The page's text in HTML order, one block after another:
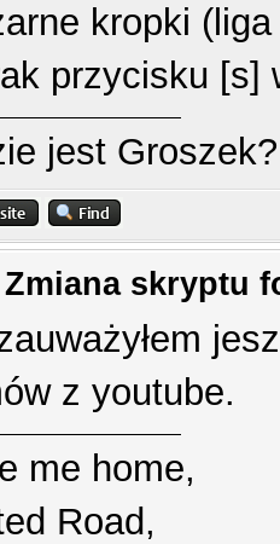
kropki
przycisku [s]
jest Groszek?
Zmiana skryptu
z youtube.
me home,
Road,